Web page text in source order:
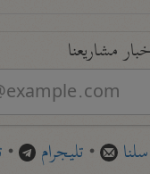
مشاريعنا
• تليجرام •